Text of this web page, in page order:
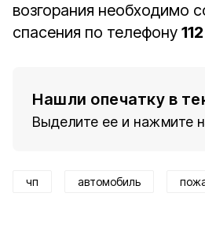
возгорания необходимо
спасения по телефону 112
Нашли опечатку в
Выделите ее и нажмите
чп автомобиль